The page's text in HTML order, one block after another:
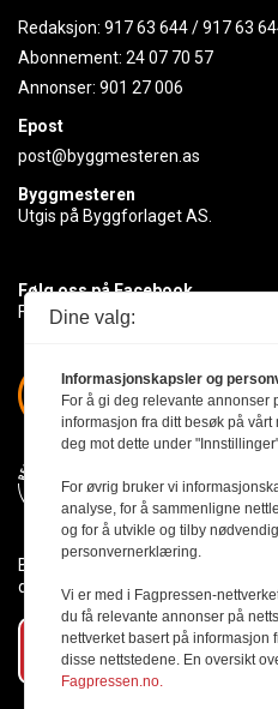
Redaksjon: 917 63 644/917 63
Abonnement: 24 07 70 57
Annonser: 901 27 006
Epost
post@byggmesteren.as
Byggmesteren
Utgis på Byggforlaget AS.
Følg oss på Facebook
Få med deg det siste innen
Byggmesteren følger Vær
den er nedfelt i Redaktørplakaten.
Abonner på vårt
Dine valg:
Informasjonskapsler og
For å gi deg relevante annonser
informasjon fra ditt besøk på vårt
deg mot dette under
For øvrig bruker vi
analyse, for å sammenligne
og for å utvikle og tilby
personvernerklæring.
Vi er med i Fagpressen-
du få relevante annonser på
nettverket basert på informasjon
disse nettstedene. En oversikt
Fagpressen.no.